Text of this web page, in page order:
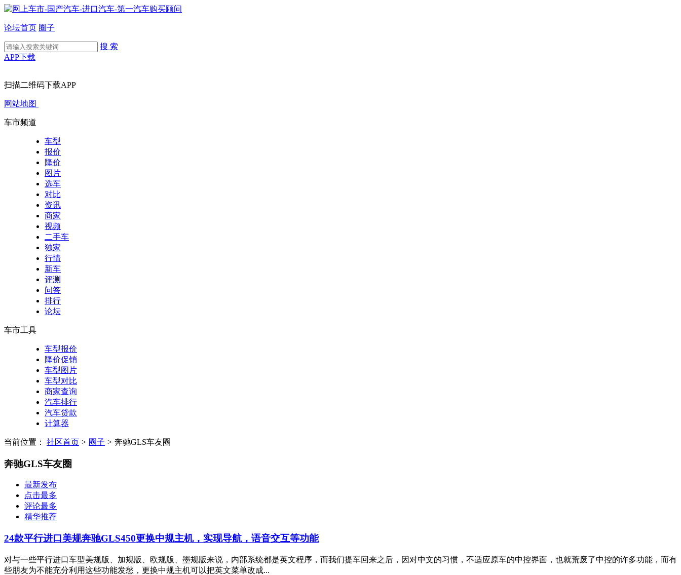
论坛首页 圈子
搜 索
APP下载
扫描二维码下载APP
网站地图
车市频道
车型
报价
降价
图片
选车
对比
资讯
商家
视频
二手车
独家
行情
新车
评测
问答
排行
论坛
车市工具
车型报价
降价促销
车型图片
车型对比
商家查询
汽车排行
汽车贷款
计算器
当前位置： 社区首页 > 圈子 > 奔驰GLS车友圈
奔驰GLS车友圈
最新发布
点击最多
评论最多
精华推荐
24款平行进口美规奔驰GLS450更换中规主机，实现导航，语音交互等功能
对与一些平行进口车型美规版、加规版、欧规版、墨规版来说，内部系统都是英文程序，而我们提车回来之后，因对中文的习惯，不适应原车的中控界面，也就荒废了中控的许多功能，而有
些朋友为不能充分利用这些功能发愁，更换中规主机可以把英文菜单改成...